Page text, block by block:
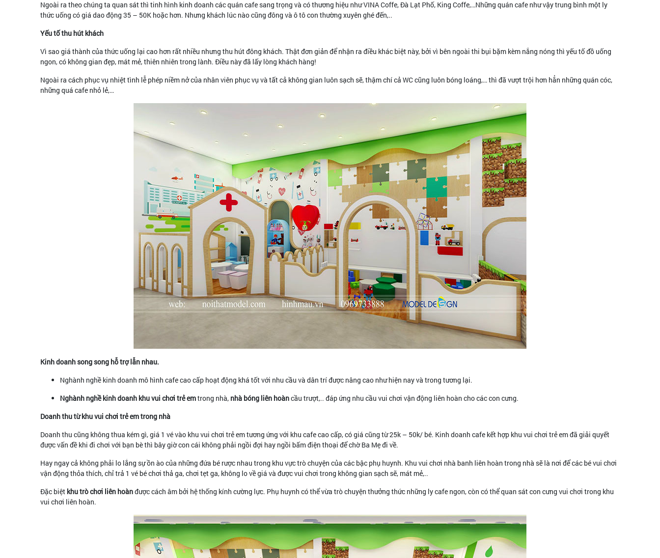
Ngoài ra theo chúng ta quan sát thì tinh hình kinh doanh các quán cafe sang trọng và có thương hiệu như VINA Coffe, Đà Lạt Phố, King Coffe,…Những quán cafe như vậy trung bình một ly
thức uống có giá dao động 35 – 50K hoặc hơn. Nhưng khách lúc nào cũng đông và ô tô con thường xuyên ghé đến,..
Yếu tố thu hút khách
Vì sao giá thành của thức uống lại cao hơn rất nhiều nhưng thu hút đông khách. Thật đơn giản để nhận ra điều khác biệt này, bởi vì bên ngoài thi bụi bặm kèm nắng nóng thì yếu tố đồ uống
ngon, có không gian đẹp, mát mẻ, thiên nhiên trong lành. Điều này đã lấy lòng khách hàng!
Ngoài ra cách phục vụ nhiệt tình lễ phép niềm nở của nhân viên phục vụ và tất cả không gian luôn sạch sẽ, thậm chí cả WC cũng luôn bóng loáng,… thì đã vượt trội hơn hẳn những quán cóc,
những quá cafe nhỏ lẻ,…
Kinh doanh song song hỗ trợ lẫn nhau.
Nghành nghề kinh doanh mô hình cafe cao cấp hoạt động khá tốt với nhu cầu và dân trí được nâng cao như hiện nay và trong tương lại.
Nghành nghề kinh doanh khu vui chơi trẻ emtrong nhà, nhà bóng liên hoàncầu trượt,.. đáp ứng nhu cầu vui chơi vận động liên hoàn cho các con cưng.
Doanh thu từ khu vui chơi trẻ em trong nhà
Doanh thu cũng không thua kém gì, giá 1 vé vào khu vui chơi trẻ em tương ứng với khu cafe cao cấp, có giá cũng từ 25k – 50k/ bé. Kinh doanh cafe kết hợp khu vui chơi trẻ em đã giải quyết
được vấn đề khi đi chơi với bạn bè thì bây giờ con cái không phải ngồi đợi hay ngồi bấm điện thoại để chờ Ba Mẹ đi về.
Hay ngay cả không phải lo lắng sự ồn ào của những đứa bé rược nhau trong khu vực trò chuyện của các bậc phụ huynh. Khu vui chơi nhà banh liên hoàn trong nhà sẽ là nơi để các bé vui chơi
vận động thỏa thích, chỉ trả 1 vé bé chơi thả ga, chơi tẹt ga, không lo về giá và được vui chơi trong không gian sạch sẽ, mát mẻ,..
Đặc biệt khu trò chơi liên hoànđược cách âm bởi hệ thống kính cường lực. Phụ huynh có thể vừa trò chuyện thưởng thức những ly cafe ngon, còn có thể quan sát con cưng vui chơi trong khu
vui chơi liên hoàn.